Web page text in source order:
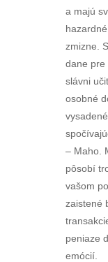
a majú
zmizne.
dane pre
slávni
osobné
– Maho.
pôsobí
vašom
zaistené
peniaze
emócií.